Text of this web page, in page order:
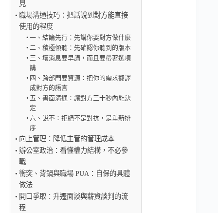
見
職場溝通技巧：把話說到對方能直接
使用的程度
一、結論先行：先講你要對方做什麼
二、積極傾聽：先確認你聽到的版本
三、壞消息要早講，而且要帶著選項
講
四、跨部門要資源：把你的需求翻譯
成對方的語言
五、書面溝通：讓對方三十秒內能決
定
六、說不：拒絕不是對抗，是重新排
序
向上管理：降低主管的管理成本
辦公室政治：看懂權力結構，不必參
戰
衝突、背鍋與職場 PUA：自保的具體
做法
開口爭取：升遷面談與薪資談判的流
程